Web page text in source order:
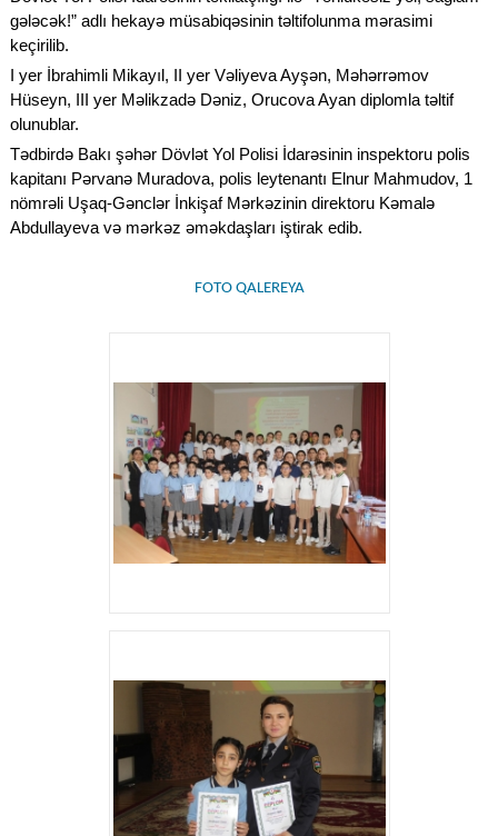
gələcək!” adlı hekayə müsabiqəsinin təltifolunma mərasimi
keçirilib.
I yer İbrahimli Mikayıl, II yer Vəliyeva Ayşən, Məhərrəmov
Hüseyn, III yer Məlikzadə Dəniz, Orucova Ayan diplomla təltif
olunublar.
Tədbirdə Bakı şəhər Dövlət Yol Polisi İdarəsinin inspektoru polis
kapitanı Pərvanə Muradova, polis leytenantı Elnur Mahmudov, 1
nömrəli Uşaq-Gənclər İnkişaf Mərkəzinin direktoru Kəmalə
Abdullayeva və mərkəz əməkdaşları iştirak edib.
FOTO QALEREYA